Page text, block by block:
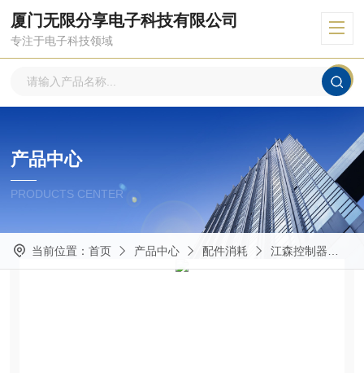
厦门无限分享电子科技有限公司
专注于电子科技领域
产品中心
PRODUCTS CENTER
当前位置： 首页 产品中心 配件消耗 江森控制器